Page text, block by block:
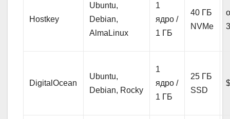
Hostkey
Ubuntu,
Debian,
AlmaLinux
1
ядро /
1 ГБ
40 ГБ
NVMe
DigitalOcean
Ubuntu,
Debian, Rocky
1
ядро /
1 ГБ
25 ГБ
SSD